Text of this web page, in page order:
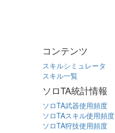
コンテンツ
スキルシミュレータ
スキル一覧
ソロTA統計情報
ソロTA武器使用頻度
ソロTAスキル使用頻度
ソロTA狩技使用頻度